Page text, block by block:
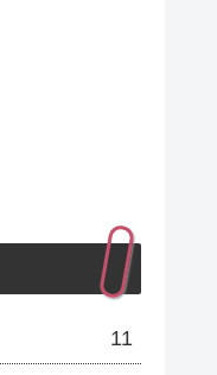
11